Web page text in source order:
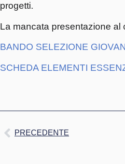
progetti.
La mancata presentazione
BANDO SELEZIONE
SCHEDA ELEMENTI
PRECEDENTE